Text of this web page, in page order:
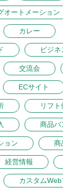
オートメーション
カレー
ビジネ
交流会
ECサイト
リフト
商品バ
ョン 商
経営情報
カスタム